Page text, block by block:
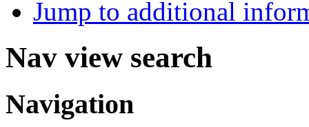
Jump to additional
Nav view search
Navigation